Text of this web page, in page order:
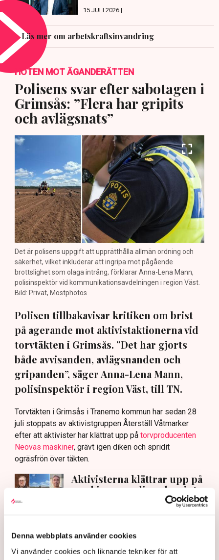
Denna webbplats använder cookies
Vi använder cookies och liknande tekniker för att
15 JULI 2026 |
Läs mer om arbetskraftsinvandring
HOTEN MOT ÄGANDERÄTTEN
Polisens svar efter sabotagen i
Grimsås: ”Flera har gripits
och avlägsnats”
Det är polisens uppgift att upprätthålla allmän ordning och
säkerhet, vilket inkluderar att ingripa mot pågående
brottslighet som olaga intrång, förklarar Anna-Lena Mann,
polisinspektör vid kommunikationsavdelningen i region Väst.
Bild: Privat, Mostphotos
Polisen tillbakavisar kritiken om brist
på agerande mot aktivistaktionerna vid
torvtäkten i Grimsås. ”Det har gjorts
både avvisanden, avlägsnanden och
gripanden”, säger Anna-Lena Mann,
polisinspektör i region Väst, till TN.
Torvtäkten i Grimsås i Tranemo kommun har sedan 28
juli stoppats av aktivistgruppen Återställ Våtmarker
efter att aktivister har klättrat upp på torvproducenten
Neovas maskiner, grävt igen diken och spridit
ogräsfrön över täkten.
Aktivisterna klättrar upp på
maskiner – polisen kan inte
avvisa dem: ”Upptrappning
AI-sammanfattning